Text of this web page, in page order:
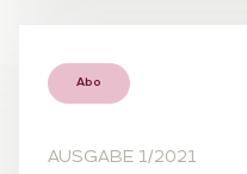
Abo
AUSGABE 1/2021